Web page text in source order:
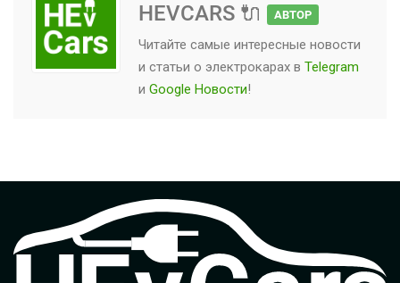
HEVCARS 🔌 АВТОР
Читайте самые интересные новости
и статьи о электрокарах в Telegram
и Google Новости!